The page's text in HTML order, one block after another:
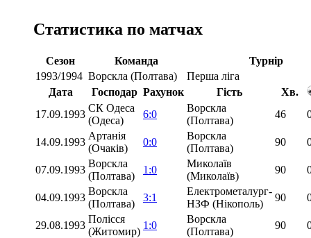
Статистика по матчах
Сезон Команда
Турнір
1993/1994 Ворскла (Полтава)
Перша ліга
Дата
Господар Рахунок Гість
Хв.
17.09.1993
СК Одеса
(Одеса)
6:0
Ворскла
(Полтава)
46
14.09.1993
Артанія
(Очаків)
0:0
Ворскла
(Полтава)
90
07.09.1993
Ворскла
(Полтава)
1:0
Миколаїв
(Миколаїв)
90
04.09.1993
Ворскла
(Полтава)
3:1
Електрометалург-
НЗФ (Нікополь)
90
29.08.1993
Полісся
(Житомир)
1:0
Ворскла
(Полтава)
90